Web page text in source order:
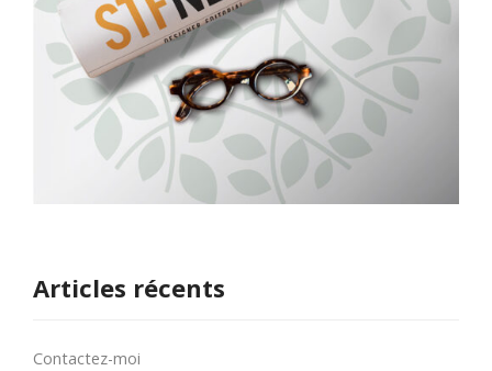
Articles récents
Contactez-moi